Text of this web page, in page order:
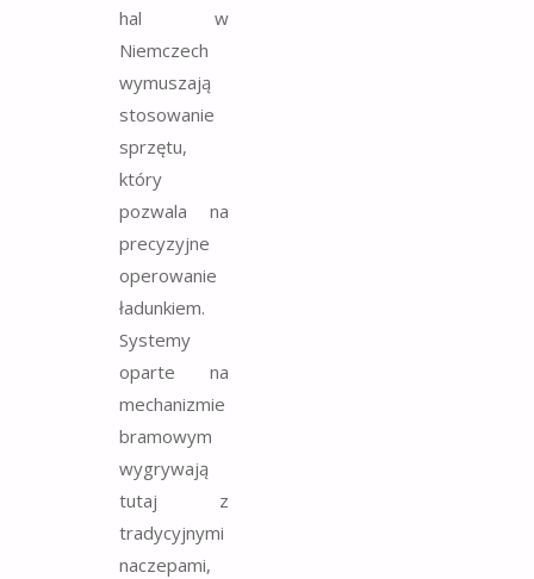
hal w
Niemczech
wymuszają
stosowanie
sprzętu,
który
pozwala na
precyzyjne
operowanie
ładunkiem.
Systemy
oparte na
mechanizmie
bramowym
wygrywają
tutaj z
tradycyjnymi
naczepami,